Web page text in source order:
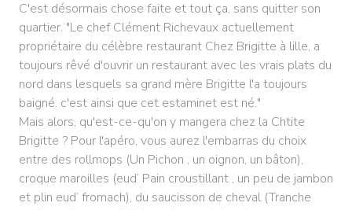
C'est désormais chose faite et tout ça, sans quitter son
quartier. "Le chef Clément Richevaux actuellement
propriétaire du célèbre restaurant Chez Brigitte à lille, a
toujours rêvé d'ouvrir un restaurant avec les vrais plats du
nord dans lesquels sa grand mère Brigitte l'a toujours
baigné. c'est ainsi que cet estaminet est né."
Mais alors, qu'est-ce-qu'on y mangera chez la Chtite
Brigitte ? Pour l'apéro, vous aurez l'embarras du choix
entre des rollmops (Un Pichon , un oignon, un bâton),
croque maroilles (eud’ Pain croustillant , un peu de jambon
et plin eud’ fromach), du saucisson de cheval (Tranche